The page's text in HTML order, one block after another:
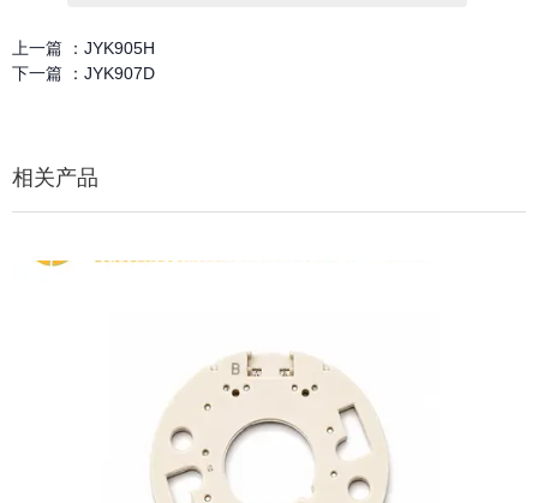
上一篇 ： JYK905H
下一篇 ： JYK907D
相关产品